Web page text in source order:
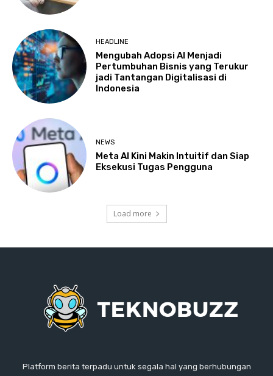
HEADLINE
Mengubah Adopsi AI Menjadi
Pertumbuhan Bisnis yang Terukur
jadi Tantangan Digitalisasi di
Indonesia
NEWS
Meta AI Kini Makin Intuitif dan Siap
Eksekusi Tugas Pengguna
Load more
Platform berita terpadu untuk segala hal yang berhubungan